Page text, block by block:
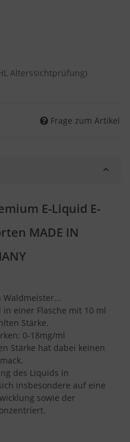
Alterssichtprüfung)
Frage zum Artikel
E-Liquid E-
MADE IN
Waldmeister...
einer Flasche mit 10 ml
Stärke.
0-18mg/ml
Stärke hat dabei keinen
des Liquids in
insbesondere auf eine
sowie der